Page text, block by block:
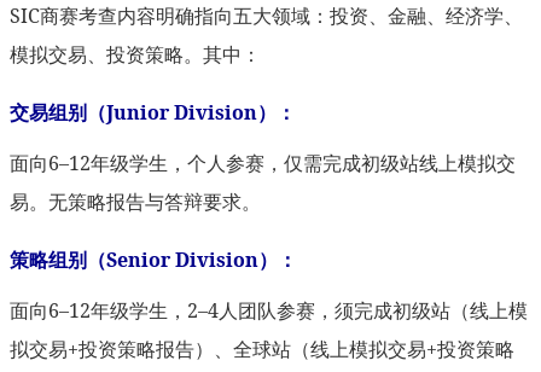
SIC商赛考查内容明确指向五大领域：投资、金融、经济学、
模拟交易、投资策略。其中：
交易组别（Junior Division）：
面向6–12年级学生，个人参赛，仅需完成初级站线上模拟交
易。无策略报告与答辩要求。
策略组别（Senior Division）：
面向6–12年级学生，2–4人团队参赛，须完成初级站（线上模
拟交易+投资策略报告）、全球站（线上模拟交易+投资策略